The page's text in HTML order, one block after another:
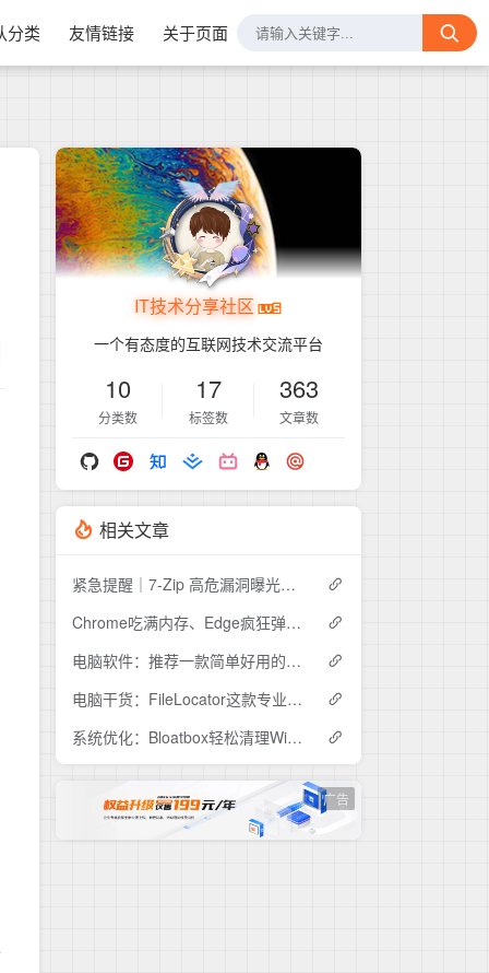
分类 友情链接 关于页面
IT技术分享社区
一个有态度的互联网技术交流平台
10
分类数
17
标签数
363
文章数
相关文章
紧急提醒｜7-Zip 高危漏洞曝光，你的电脑可能正在"裸奔"
Chrome吃满内存、Edge疯狂弹窗？Helium这款开源浏览器安静到离谱
电脑软件：推荐一款简单好用的视频压缩工具ShanaEncoder
电脑干货：FileLocator这款专业文件检索工具，解决99%的文件查找难题
系统优化：Bloatbox轻松清理Win10冗余预装应用
广告